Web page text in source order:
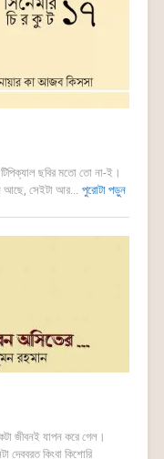
ছবির মতো তো না-ই।
আছে, সেইটা আর... পুরোটা পড়ুন
জীবনই যাপন করে গেল।
দেবব্রত কিংবা কিশোরি